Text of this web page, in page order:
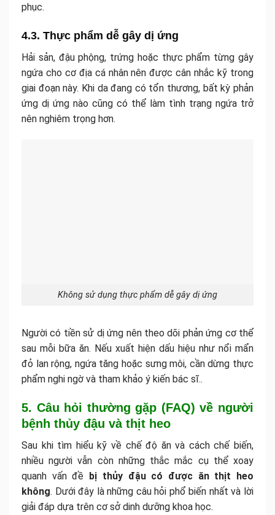
phục.
4.3. Thực phẩm dễ gây dị ứng
Hải sản, đậu phộng, trứng hoặc thực phẩm từng gây
ngứa cho cơ địa cá nhân nên được cân nhắc kỹ trong
giai đoạn này. Khi da đang có tổn thương, bất kỳ phản
ứng dị ứng nào cũng có thể làm tình trạng ngứa trở
nên nghiêm trọng hơn.
Không sử dụng thực phẩm dễ gây dị ứng
Người có tiền sử dị ứng nên theo dõi phản ứng cơ thể
sau mỗi bữa ăn. Nếu xuất hiện dấu hiệu như nổi mẩn
đỏ lan rộng, ngứa tăng hoặc sưng môi, cần dừng thực
phẩm nghi ngờ và tham khảo ý kiến bác sĩ..
5. Câu hỏi thường gặp (FAQ) về người
bệnh thủy đậu và thịt heo
Sau khi tìm hiểu kỹ về chế độ ăn và cách chế biến,
nhiều người vẫn còn những thắc mắc cụ thể xoay
quanh vấn đề bị thủy đậu có được ăn thịt heo
không. Dưới đây là những câu hỏi phổ biến nhất và lời
giải đáp dựa trên cơ sở dinh dưỡng khoa học.